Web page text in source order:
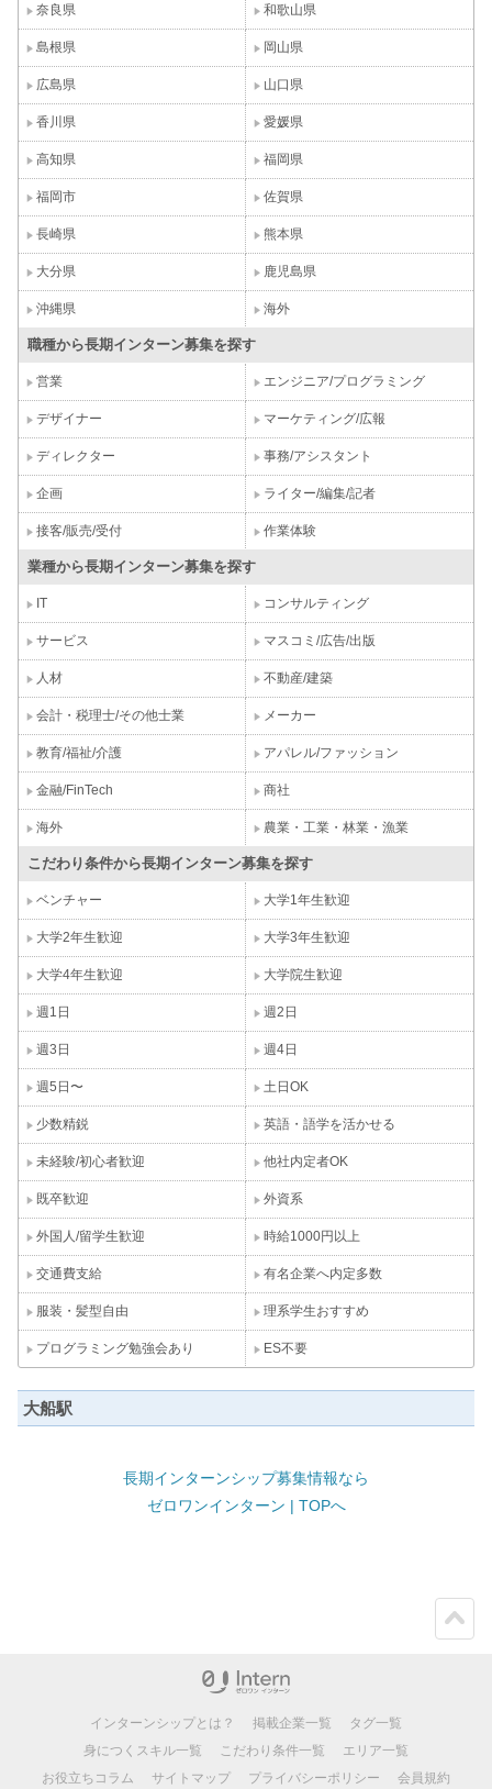
奈良県 和歌山県
島根県 岡山県
広島県 山口県
香川県 愛媛県
高知県 福岡県
福岡市 佐賀県
長崎県 熊本県
大分県 鹿児島県
沖縄県 海外
職種から長期インターン募集を探す
営業 エンジニア/プログラミング
デザイナー マーケティング/広報
ディレクター 事務/アシスタント
企画 ライター/編集/記者
接客/販売/受付 作業体験
業種から長期インターン募集を探す
IT コンサルティング
サービス マスコミ/広告/出版
人材 不動産/建築
会計・税理士/その他士業 メーカー
教育/福祉/介護 アパレル/ファッション
金融/FinTech 商社
海外 農業・工業・林業・漁業
こだわり条件から長期インターン募集を探す
ベンチャー 大学1年生歓迎
大学2年生歓迎 大学3年生歓迎
大学4年生歓迎 大学院生歓迎
週1日 週2日
週3日 週4日
週5日〜 土日OK
少数精鋭 英語・語学を活かせる
未経験/初心者歓迎 他社内定者OK
既卒歓迎 外資系
外国人/留学生歓迎 時給1000円以上
交通費支給 有名企業へ内定多数
服装・髪型自由 理系学生おすすめ
プログラミング勉強会あり ES不要
大船駅
長期インターンシップ募集情報なら
ゼロワンインターン | TOPへ
インターンシップとは？ 掲載企業一覧
タグ一覧
身につくスキル一覧
こだわり条件一覧
エリア一覧
お役立ちコラム
サイトマップ プライバシーポリシー 会員規約